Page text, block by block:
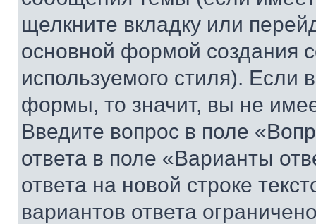
щелкните вкладку или
основной формой создания
используемого стиля). Если
формы, то значит, вы не
Введите вопрос в поле
ответа в поле «Варианты
ответа на новой строке
вариантов ответа